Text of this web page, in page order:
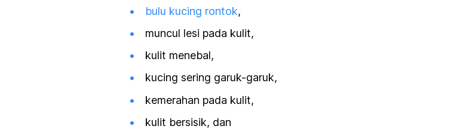
bulu kucing rontok,
muncul lesi pada kulit,
kulit menebal,
kucing sering garuk-garuk,
kemerahan pada kulit,
kulit bersisik, dan